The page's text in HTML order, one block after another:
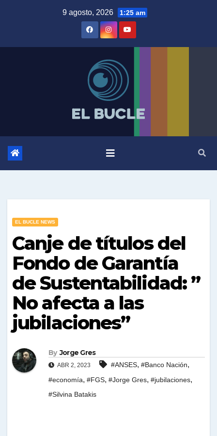
9 agosto, 2026 1:25 am
EL BUCLE NEWS
Canje de títulos del
Fondo de Garantía
de Sustentabilidad: ”
No afecta a las
jubilaciones”
By Jorge Gres
ABR 2, 2023 #ANSES, #Banco Nación,
#economía, #FGS, #Jorge Gres, #jubilaciones,
#Silvina Batakis